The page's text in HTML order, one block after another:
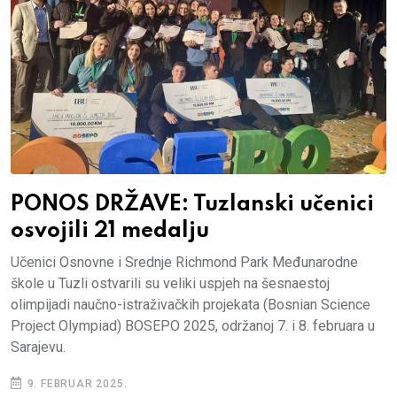
PONOS DRŽAVE: Tuzlanski učenici
osvojili 21 medalju
Učenici Osnovne i Srednje Richmond Park Međunarodne
škole u Tuzli ostvarili su veliki uspjeh na šesnaestoj
olimpijadi naučno-istraživačkih projekata (Bosnian Science
Project Olympiad) BOSEPO 2025, održanoj 7. i 8. februara u
Sarajevu.
9. FEBRUAR 2025.